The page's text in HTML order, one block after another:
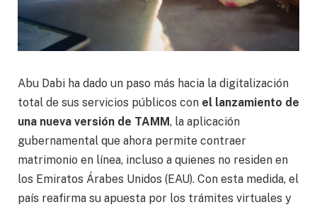
Abu Dabi ha dado un paso más hacia la digitalización
total de sus servicios públicos con el lanzamiento de
una nueva versión de TAMM, la aplicación
gubernamental que ahora permite contraer
matrimonio en línea, incluso a quienes no residen en
los Emiratos Árabes Unidos (EAU). Con esta medida, el
país reafirma su apuesta por los trámites virtuales y